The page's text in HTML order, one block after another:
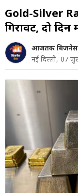
Gold-Silver
गिरावट, दो दिन
आजतक बिजनेस
नई दिल्ली, 07